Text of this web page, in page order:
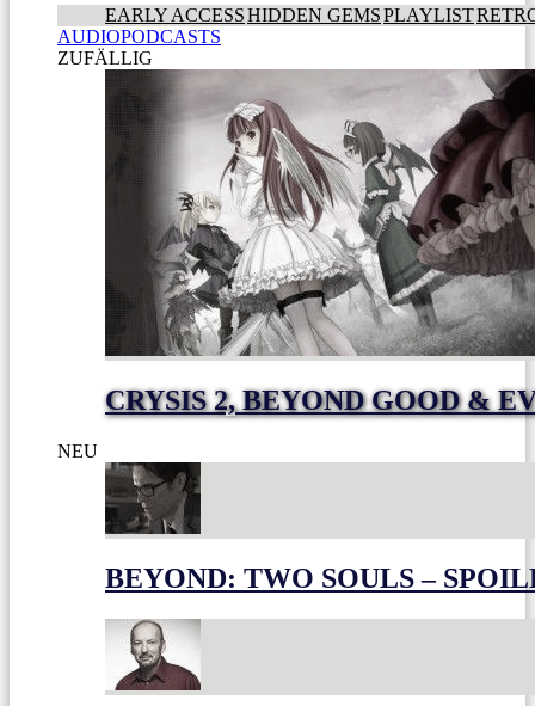
EARLY ACCESSHIDDEN GEMSPLAYLIST
AUDIOPODCASTS
ZUFÄLLIG
CRYSIS 2, BEYOND GOOD &
NEU
BEYOND: TWO SOULS –